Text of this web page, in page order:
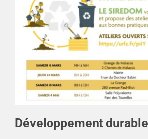
Développement durable